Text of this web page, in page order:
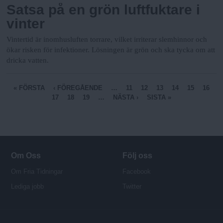
Satsa på en grön luftfuktare i
vinter
Vintertid är inomhusluften torrare, vilket irriterar slemhinnor och
ökar risken för infektioner. Lösningen är grön och ska tycka om att
dricka vatten.
S
« FÖRSTA ‹ FÖREGÅENDE … 11 12 13 14 15
16
17
18 19 … NÄSTA › SISTA »
Om Oss Följ oss